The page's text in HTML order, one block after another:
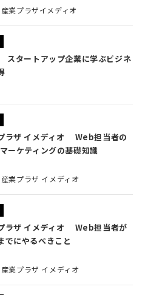
業プラザイメディオ
タートアップ企業に学ぶビジネ
ラザ イメディオ Web担当者の
ーケティングの基礎知識
業プラザ イメディオ
ラザ イメディオ Web担当者が
でにやるべきこと
業プラザ イメディオ